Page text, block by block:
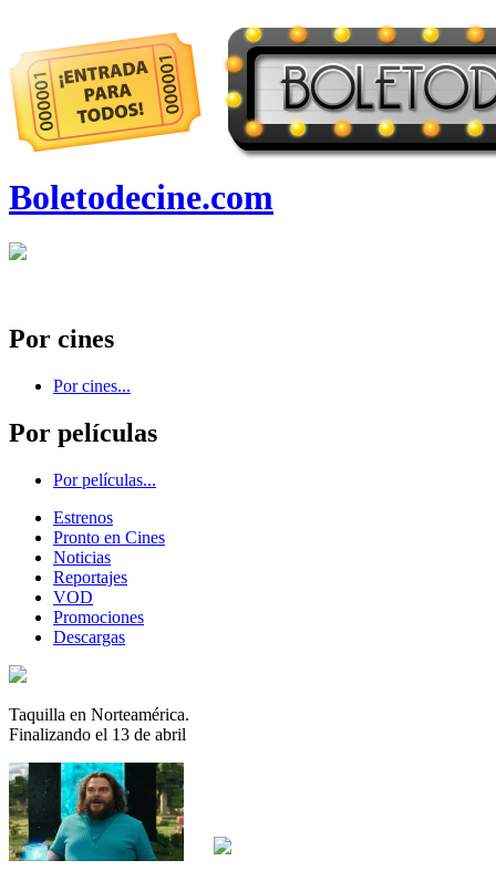
Boletodecine.com
Por cines
Por cines...
Por películas
Por películas...
Estrenos
Pronto en Cines
Noticias
Reportajes
VOD
Promociones
Descargas
Taquilla en Norteamérica.
Finalizando el 13 de abril